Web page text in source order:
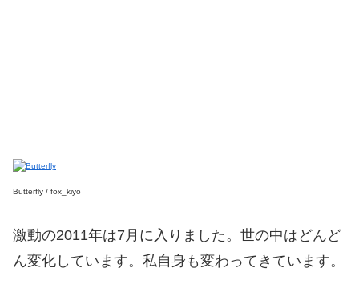
Butterfly / fox_kiyo
激動の2011年は7月に入りました。世の中はどんど
ん変化しています。私自身も変わってきています。